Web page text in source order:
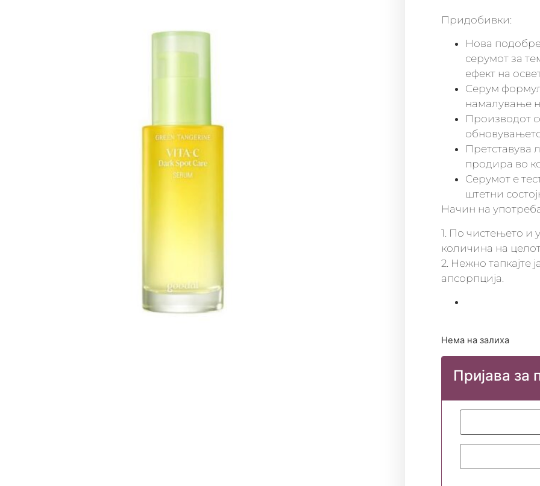
Придобивки:
Нова
серумот за
ефект на
Серум
намалување
Производот
Претставува
продира во
Серумот е
штетни
Начин на
1. По чистењето и
количина на
2. Нежно тапкајте
апсорпција.
Нема на залиха
Пријава за